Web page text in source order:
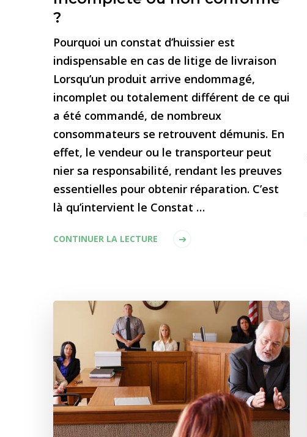
?
Pourquoi un constat d’huissier est
indispensable en cas de litige de livraison
Lorsqu’un produit arrive endommagé,
incomplet ou totalement différent de ce qui
a été commandé, de nombreux
consommateurs se retrouvent démunis. En
effet, le vendeur ou le transporteur peut
nier sa responsabilité, rendant les preuves
essentielles pour obtenir réparation. C’est
là qu’intervient le Constat …
CONTINUER LA LECTURE